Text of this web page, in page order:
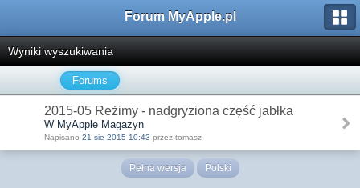
Forum MyApple.pl
Wyniki wyszukiwania
Forums
2015-05 Reżimy - nadgryziona część jabłka
W MyApple Magazyn
Napisano 21 sie 2015 10:43 przez tomasz
Pełna wersja Polski